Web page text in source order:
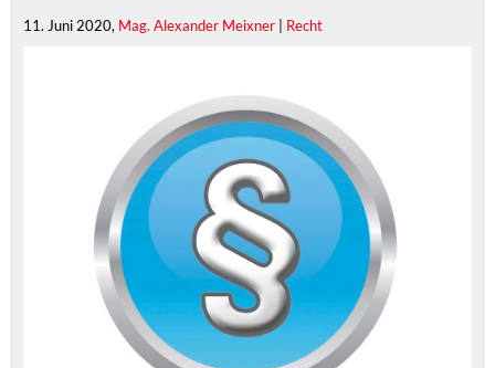
11. Juni 2020, Mag. Alexander Meixner | Recht